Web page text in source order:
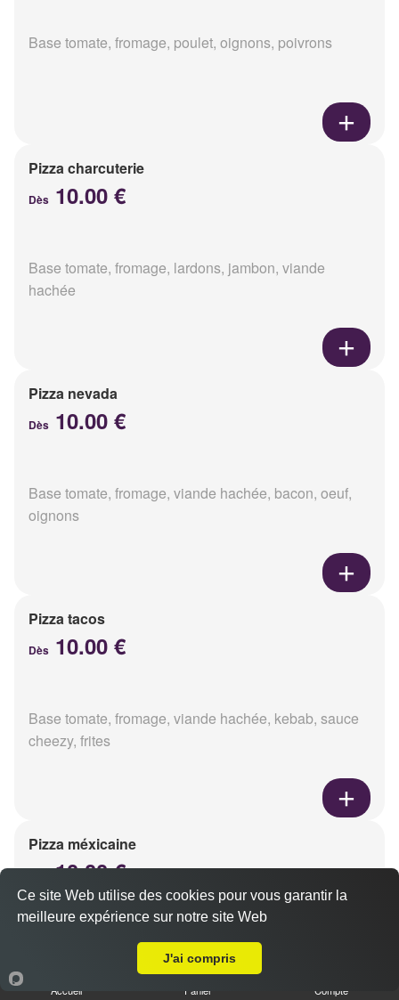
Base tomate, fromage, poulet, oignons, poivrons
Pizza charcuterie
Dès 10.00 €
Base tomate, fromage, lardons, jambon, viande
hachée
Pizza nevada
Dès 10.00 €
Base tomate, fromage, viande hachée, bacon, oeuf,
oignons
Pizza tacos
Dès 10.00 €
Base tomate, fromage, viande hachée, kebab, sauce
cheezy, frites
Pizza méxicaine
10.00 €
Base sauce barbecue, fromage, viande hachée,
Accueil Panier Compte
Ce site Web utilise des cookies pour vous garantir la
meilleure expérience sur notre site Web
J'ai compris